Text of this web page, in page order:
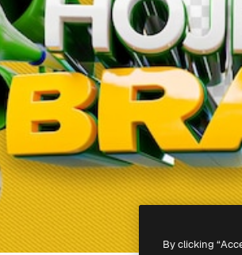
By clicking